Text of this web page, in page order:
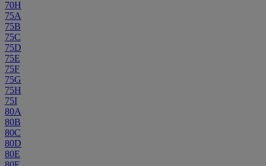
70H
75A
75B
75C
75D
75E
75F
75G
75H
75I
80A
80B
80C
80D
80E